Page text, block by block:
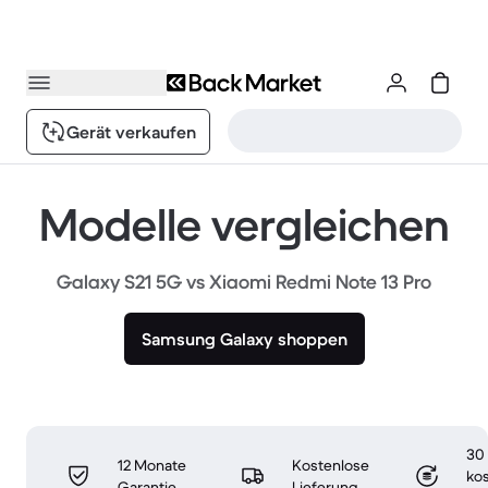
Gerät verkaufen
Modelle vergleichen
Galaxy S21 5G vs Xiaomi Redmi Note 13 Pro
Samsung Galaxy shoppen
12 Monate
Kostenlose
30